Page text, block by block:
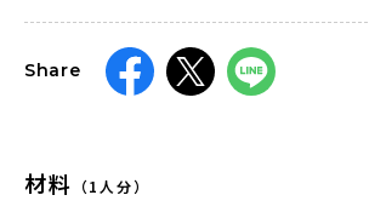
Share
材料 （1人分）